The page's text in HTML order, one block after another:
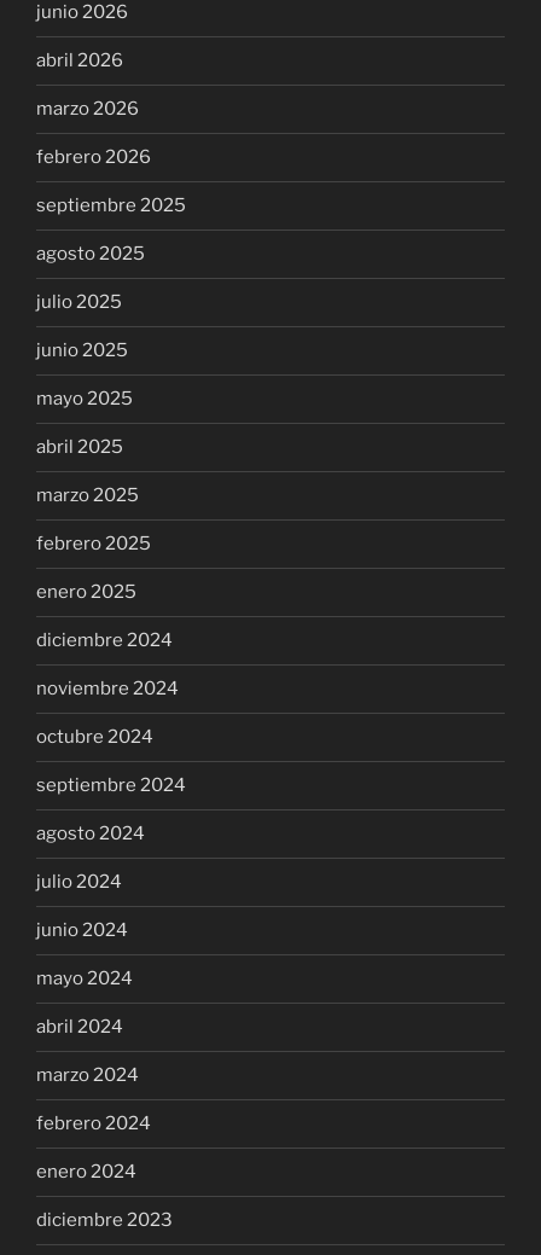
junio 2026
abril 2026
marzo 2026
febrero 2026
septiembre 2025
agosto 2025
julio 2025
junio 2025
mayo 2025
abril 2025
marzo 2025
febrero 2025
enero 2025
diciembre 2024
noviembre 2024
octubre 2024
septiembre 2024
agosto 2024
julio 2024
junio 2024
mayo 2024
abril 2024
marzo 2024
febrero 2024
enero 2024
diciembre 2023